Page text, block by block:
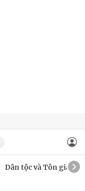
Dân tộc và Tôn giáo